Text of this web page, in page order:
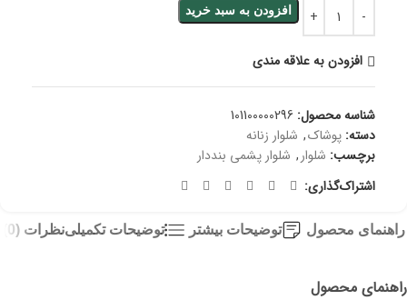
افزودن به سبد خرید
افزودن به علاقه مندی
شناسه محصول: 101100000296
دسته: پوشاک, شلوار زنانه
برچسب: شلوار, شلوار پشمی بنددار
اشتراک‌گذاری:
راهنمای محصول توضیحات بیشتر توضیحات تکمیلینظرات (0)
راهنمای محصول